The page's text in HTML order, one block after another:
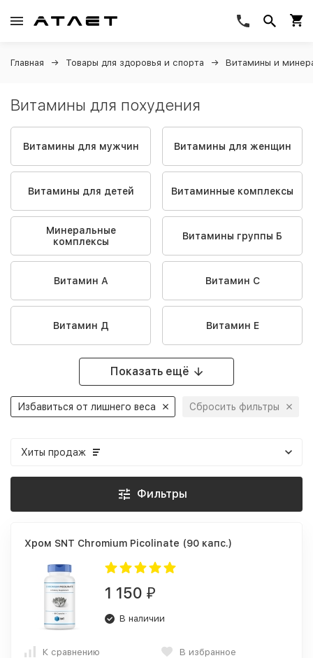
Главная Товары для здоровья и спорта Витамины и
Витамины для похудения
Витамины для мужчин Витамины для женщин
Витамины для детей Витаминные комплексы
Минеральные
комплексы
Витамины группы Б
Витамин A Витамин C
Витамин Д Витамин Е
Показать ещё
Избавиться от лишнего веса Сбросить фильтры
Хиты продаж
Фильтры
Хром SNT Chromium Picolinate (90 капс.)
1 150 ₽
В наличии
К сравнению В избранное